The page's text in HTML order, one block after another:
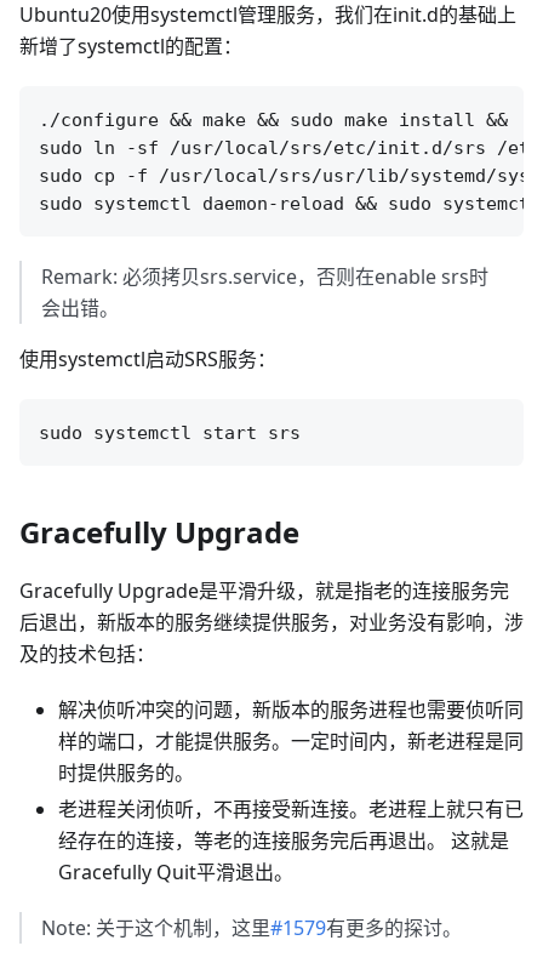
Ubuntu20使用systemctl管理服务，我们在init.d的基础上
新增了systemctl的配置：
./configure && make && sudo make install &&
sudo ln -sf /usr/local/srs/etc/init.d/srs /
sudo cp -f /usr/local/srs/usr/lib/systemd/
Remark: 必须拷贝srs.service，否则在enable srs时
会出错。
使用systemctl启动SRS服务：
Gracefully Upgrade
Gracefully Upgrade是平滑升级，就是指老的连接服务完
后退出，新版本的服务继续提供服务，对业务没有影响，涉
及的技术包括：
解决侦听冲突的问题，新版本的服务进程也需要侦听同
样的端口，才能提供服务。一定时间内，新老进程是同
时提供服务的。
老进程关闭侦听，不再接受新连接。老进程上就只有已
经存在的连接，等老的连接服务完后再退出。 这就是
Gracefully Quit平滑退出。
Note: 关于这个机制，这里#1579有更多的探讨。